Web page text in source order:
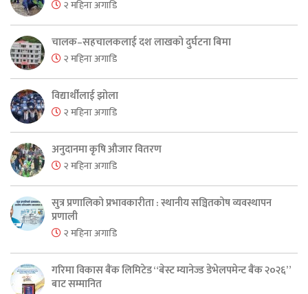
२ महिना अगाडि
चालक–सहचालकलाई दश लाखको दुर्घटना बिमा
२ महिना अगाडि
विद्यार्थीलाई झोला
२ महिना अगाडि
अनुदानमा कृषि औजार वितरण
२ महिना अगाडि
सुत्र प्रणालिको प्रभावकारीता : स्थानीय सञ्चितकोष व्यवस्थापन
प्रणाली
२ महिना अगाडि
गरिमा विकास बैंक लिमिटेड “बेस्ट म्यानेज्ड डेभेलपमेन्ट बैंक २०२६”
बाट सम्मानित